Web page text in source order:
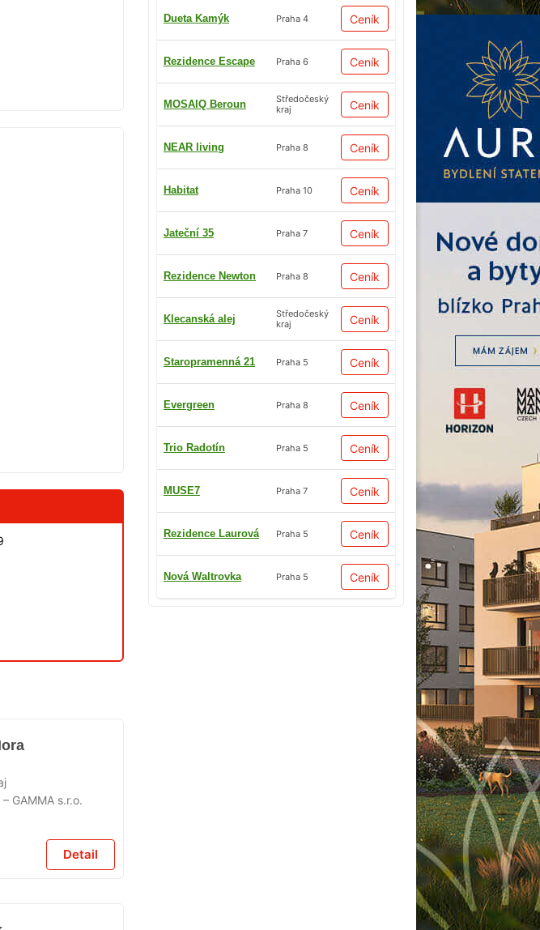
Dueta Kamýk Praha 4 Ceník
Rezidence Escape Praha 6 Ceník
MOSAIQ Beroun
Středočeský
kraj
Ceník
NEAR living Praha 8 Ceník
Habitat Praha 10 Ceník
Jateční 35 Praha 7 Ceník
Rezidence Newton Praha 8 Ceník
Klecanská alej
Středočeský
kraj
Ceník
Staropramenná 21 Praha 5 Ceník
Evergreen Praha 8 Ceník
Trio Radotín Praha 5 Ceník
MUSE7 Praha 7 Ceník
Rezidence Laurová Praha 5 Ceník
Nová Waltrovka Praha 5 Ceník
GAMMA s.r.o.
Detail